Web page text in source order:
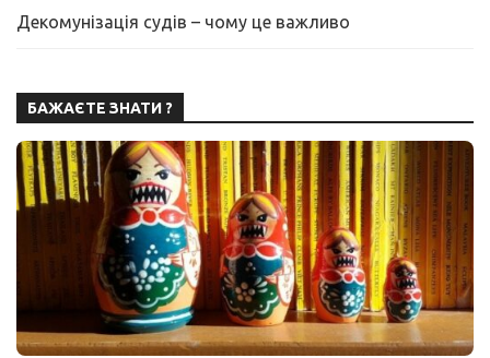
Декомунізація судів – чому це важливо
БАЖАЄТЕ ЗНАТИ ?